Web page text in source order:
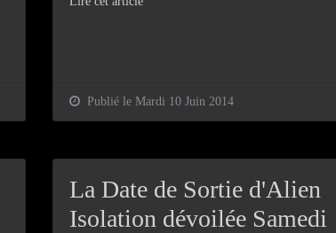
Publié le Mardi 10 Juin 2014
La Date de Sortie d'Alien
Isolation dévoilée Samedi